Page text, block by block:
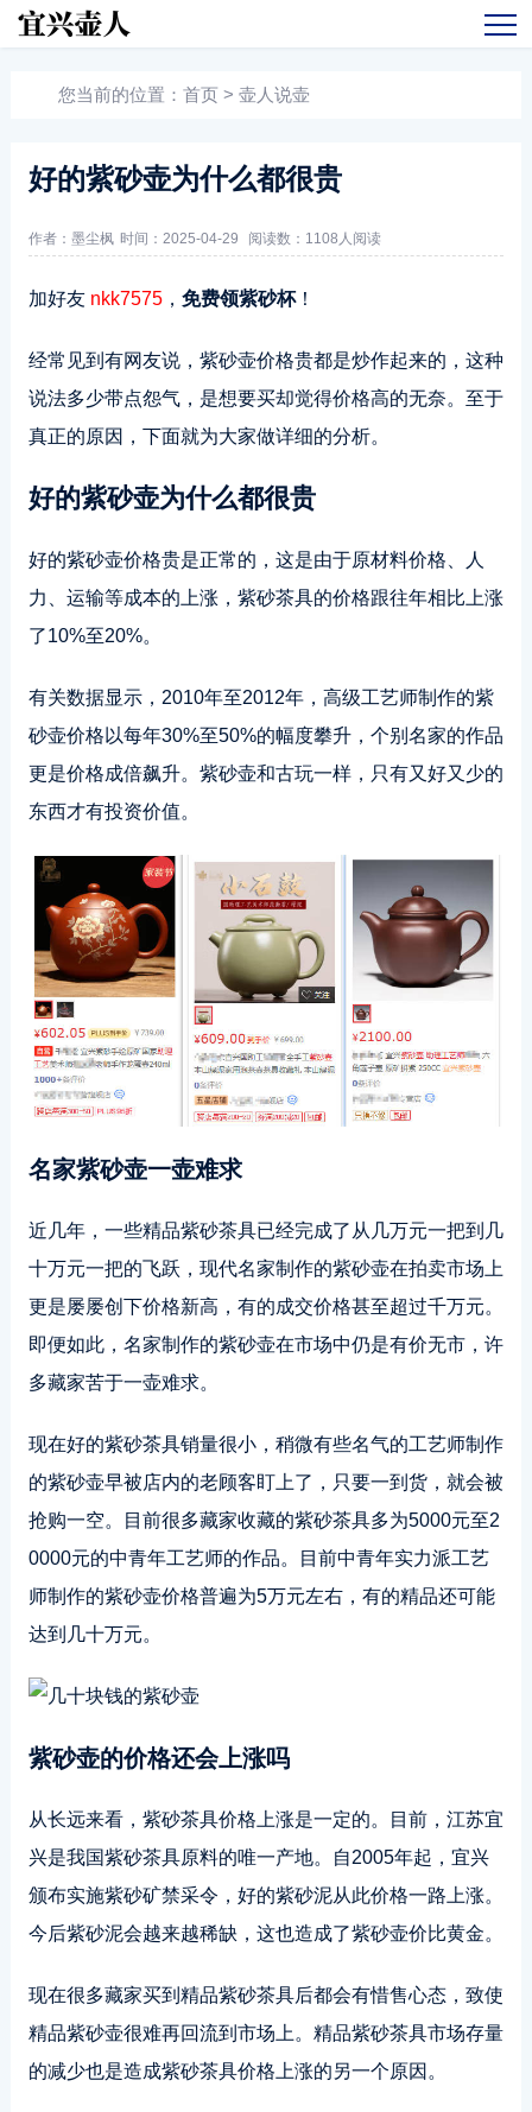
您当前的位置： 首页 > 壶人说壶
好的紫砂壶为什么都很贵
作者：墨尘枫 时间：2025-04-29 阅读数： 1108人阅读
加好友 nkk7575， 免费领紫砂杯！
经常见到有网友说，紫砂壶价格贵都是炒作起来的，这种
说法多少带点怨气，是想要买却觉得价格高的无奈。至于
真正的原因，下面就为大家做详细的分析。
好的紫砂壶为什么都很贵
好的紫砂壶价格贵是正常的，这是由于原材料价格、人
力、运输等成本的上涨，紫砂茶具的价格跟往年相比上涨
了10%至20%。
有关数据显示，2010年至2012年，高级工艺师制作的紫
砂壶价格以每年30%至50%的幅度攀升，个别名家的作品
更是价格成倍飙升。紫砂壶和古玩一样，只有又好又少的
东西才有投资价值。
名家紫砂壶一壶难求
近几年，一些精品紫砂茶具已经完成了从几万元一把到几
十万元一把的飞跃，现代名家制作的紫砂壶在拍卖市场上
更是屡屡创下价格新高，有的成交价格甚至超过千万元。
即便如此，名家制作的紫砂壶在市场中仍是有价无市，许
多藏家苦于一壶难求。
现在好的紫砂茶具销量很小，稍微有些名气的工艺师制作
的紫砂壶早被店内的老顾客盯上了，只要一到货，就会被
抢购一空。目前很多藏家收藏的紫砂茶具多为5000元至2
0000元的中青年工艺师的作品。目前中青年实力派工艺
师制作的紫砂壶价格普遍为5万元左右，有的精品还可能
达到几十万元。
紫砂壶的价格还会上涨吗
从长远来看，紫砂茶具价格上涨是一定的。目前，江苏宜
兴是我国紫砂茶具原料的唯一产地。自2005年起，宜兴
颁布实施紫砂矿禁采令，好的紫砂泥从此价格一路上涨。
今后紫砂泥会越来越稀缺，这也造成了紫砂壶价比黄金。
现在很多藏家买到精品紫砂茶具后都会有惜售心态，致使
精品紫砂壶很难再回流到市场上。精品紫砂茶具市场存量
的减少也是造成紫砂茶具价格上涨的另一个原因。